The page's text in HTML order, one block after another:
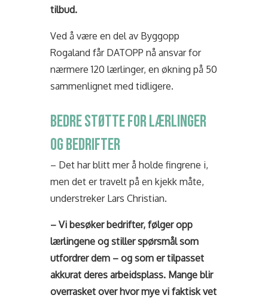
tilbud.
Ved å være en del av Byggopp
Rogaland får DATOPP nå ansvar for
nærmere 120 lærlinger, en økning på 50
sammenlignet med tidligere.
BEDRE STØTTE FOR LÆRLINGER
OG BEDRIFTER
– Det har blitt mer å holde fingrene i,
men det er travelt på en kjekk måte,
understreker Lars Christian.
– Vi besøker bedrifter, følger opp
lærlingene og stiller spørsmål som
utfordrer dem – og som er tilpasset
akkurat deres arbeidsplass. Mange blir
overrasket over hvor mye vi faktisk vet